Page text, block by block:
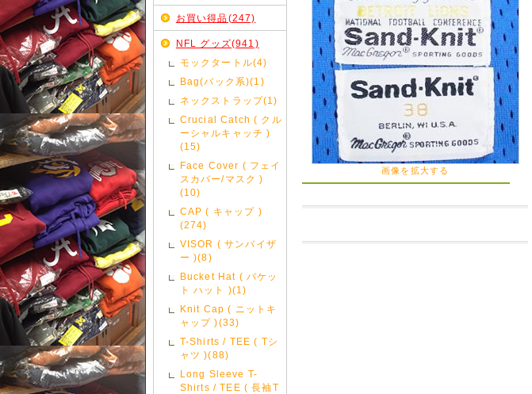
お買い得品(247)
NFL グッズ(941)
モックタートル(4)
Bag(バック系)(1)
ネックストラップ(1)
Crucial Catch ( クル
ーシャルキャッチ )
(15)
Face Cover ( フェイ
スカバー/マスク )
(10)
CAP ( キャップ )
(274)
VISOR ( サンバイザ
ー )(8)
Bucket Hat ( バケッ
ト ハット )(1)
Knit Cap ( ニットキ
ャップ )(33)
T-Shirts / TEE ( Tシ
ャツ )(88)
Long Sleeve T-
Shirts / TEE ( 長袖T
画像を拡大する